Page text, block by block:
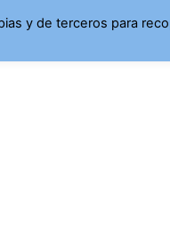
y de terceros para